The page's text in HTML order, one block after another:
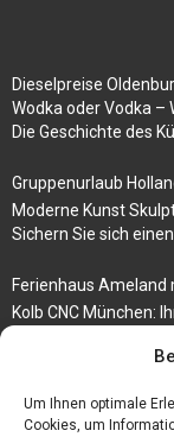
Um Ihnen optimale
Cookies, um
Dieselpreise
Wodka oder Vodka –
Die Geschichte des
Gruppenurlaub
Moderne Kunst
Sichern Sie sich
Ferienhaus Ameland
Kolb CNC München:
Branchenbuch